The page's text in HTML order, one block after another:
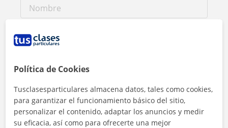
Política de Cookies
Tusclasesparticulares almacena datos, tales como cookies,
para garantizar el funcionamiento básico del sitio,
personalizar el contenido, adaptar los anuncios y medir
su eficacia, así como para ofrecerte una mejor